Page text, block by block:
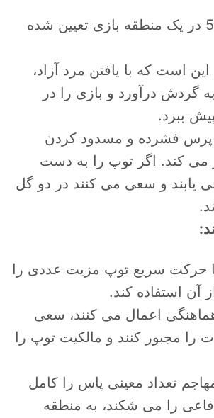
یک سناریوی 5v3 در یک منطقه بازی تعیین شده
است که با یافتن مرد آزاد،
گردش درآورد و بازی را در
ببرد.
پرس فشرده و مسدود کردن
می کند. اگر توپ را به دست
می یابند و سعی می کنند در دو گل
با حرکت سریع توپ مزیت عددی را
استفاده کند.
اعمال می کنند، سعی
را مجبور کنند و مالکیت توپ را
تعداد معینی پاس را کامل
را می شکند، به منطقه